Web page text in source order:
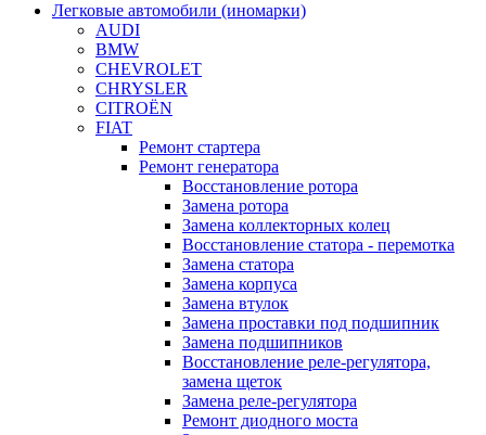
Легковые автомобили (иномарки)
AUDI
BMW
CHEVROLET
CHRYSLER
CITROЁN
FIAT
Ремонт стартера
Ремонт генератора
Восстановление ротора
Замена ротора
Замена коллекторных колец
Восстановление статора - перемотка
Замена статора
Замена корпуса
Замена втулок
Замена проставки под подшипник
Замена подшипников
Восстановление реле-регулятора,
замена щеток
Замена реле-регулятора
Ремонт диодного моста